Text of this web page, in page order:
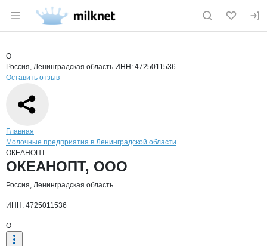
Раздел навигации по сайту milknet.ru
Страница компании
Страница компании
Краткая информация о компании
О
Россия, Ленинградская область ИНН: 4725011536
Оставить отзыв
Навигация по сайту
Главная
Молочные предприятия в Ленинградской области
ОКЕАНОПТ
Основная информация о компании
ОКЕАНОПТ, ООО
Россия, Ленинградская область
ИНН: 4725011536
О